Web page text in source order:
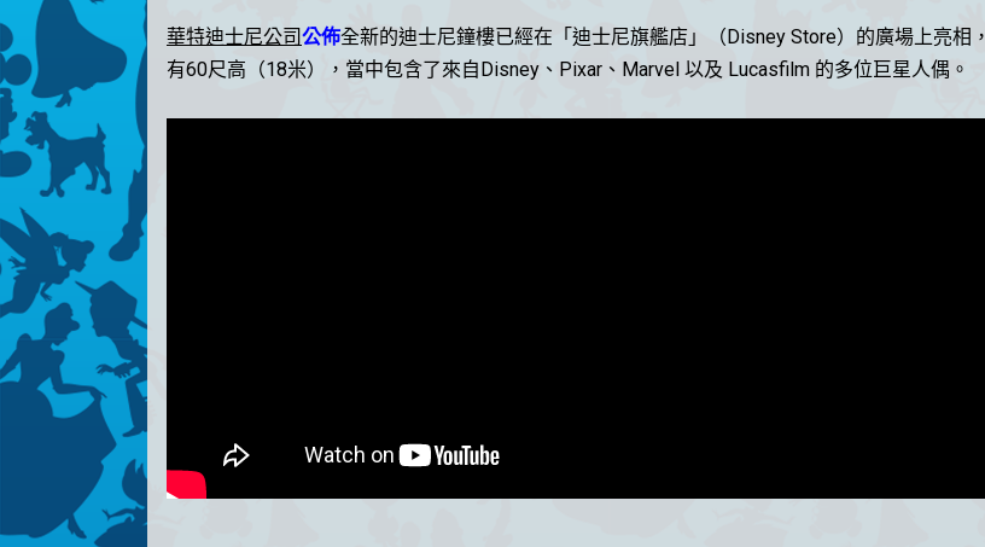
華特迪士尼公司公佈全新的迪士尼鐘樓已經在「迪士尼旗艦店」 （Disney Store） 的廣場上亮相，
有60尺高（18米），當中包含了來自Disney、Pixar、Marvel 以及 Lucasfilm 的多位巨星人偶。